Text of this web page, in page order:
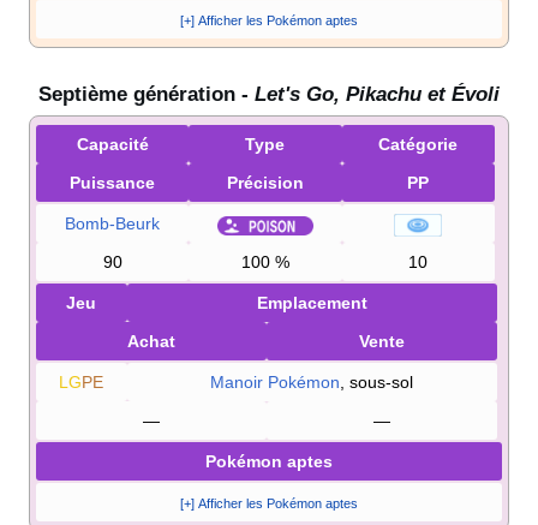
[+] Afficher les Pokémon aptes
Septième génération - Let's Go, Pikachu et Évoli
Capacité Type
Catégorie
Puissance
Précision PP
Bomb-Beurk
90
100 % 10
Jeu
Emplacement
Achat
Vente
LGPE Manoir Pokémon, sous-sol
—
—
Pokémon aptes
[+] Afficher les Pokémon aptes